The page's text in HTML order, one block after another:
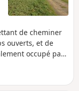
de cheminer
ouverts, et de
occupé par
et de la